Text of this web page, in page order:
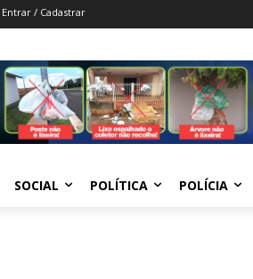
Entrar / Cadastrar
SOCIAL POLÍTICA POLÍCIA